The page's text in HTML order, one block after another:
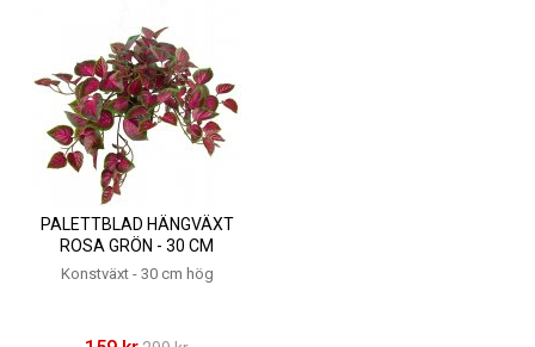
PALETTBLAD HÄNGVÄXT
ROSA GRÖN - 30 CM
Konstväxt - 30 cm hög